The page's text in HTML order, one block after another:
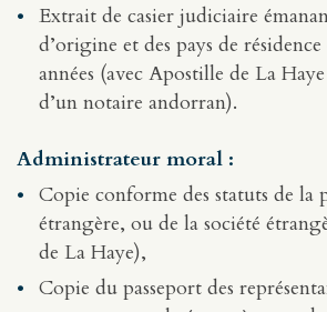
Extrait de casier judiciaire
d’origine et des pays de
années (avec Apostille de La
d’un notaire andorran).
Administrateur moral :
Copie conforme des statuts de la
étrangère, ou de la société
de La Haye),
Copie du passeport des